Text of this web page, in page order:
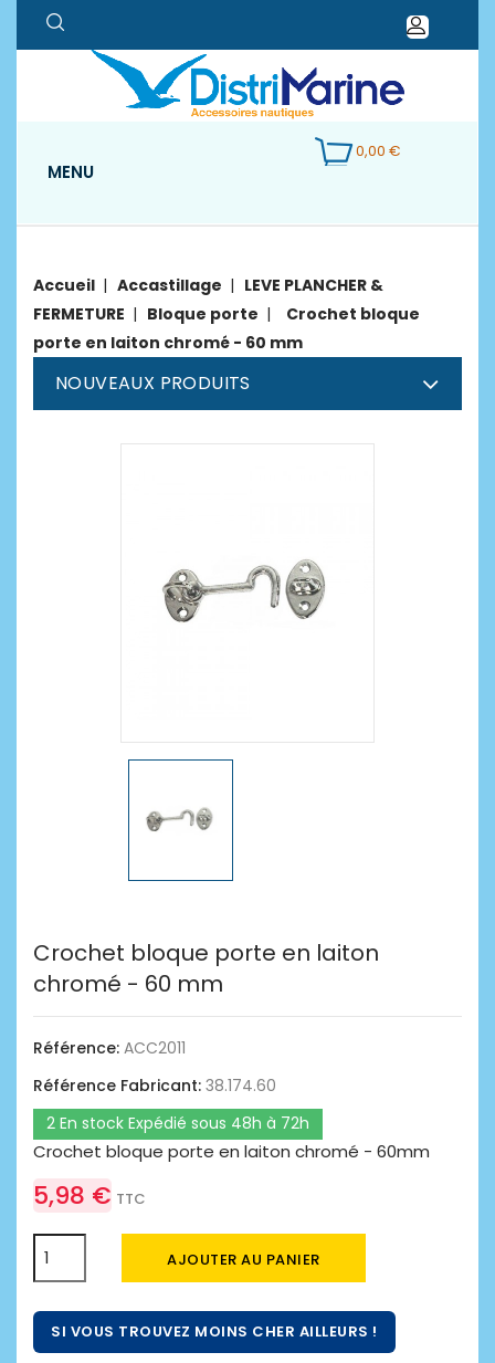
0,00 €
MENU
Accueil Accastillage
LEVE PLANCHER &
FERMETURE
Bloque porte
Crochet bloque
porte en laiton chromé - 60 mm
NOUVEAUX PRODUITS
Crochet bloque porte en laiton
chromé - 60 mm
Référence: ACC2011
Référence Fabricant: 38.174.60
2 En stock Expédié sous 48h à 72h
Crochet bloque porte en laiton chromé - 60mm
5,98 € TTC
AJOUTER AU PANIER
SI VOUS TROUVEZ MOINS CHER AILLEURS !